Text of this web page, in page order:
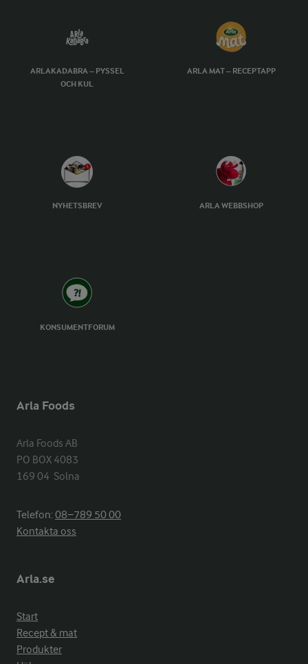
ARLAKADABRA – PYSSEL
OCH KUL
ARLA MAT – RECEPTAPP
NYHETSBREV ARLA WEBBSHOP
KONSUMENTFORUM
Arla Foods
Arla Foods AB
PO BOX 4083
169 04  Solna
Telefon:08−789 50 00
Kontakta oss
Arla.se
Start
Recept & mat
Produkter